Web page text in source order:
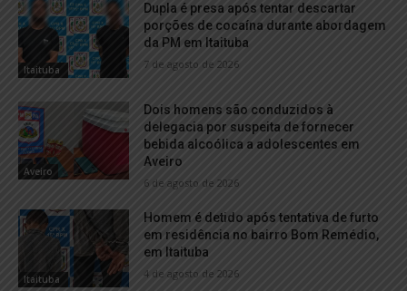
Itaituba
Dupla é presa após tentar descartar
porções de cocaína durante abordagem
da PM em Itaituba
7 de agosto de 2026
Aveiro
Dois homens são conduzidos à
delegacia por suspeita de fornecer
bebida alcoólica a adolescentes em
Aveiro
6 de agosto de 2026
Itaituba
Homem é detido após tentativa de furto
em residência no bairro Bom Remédio,
em Itaituba
4 de agosto de 2026